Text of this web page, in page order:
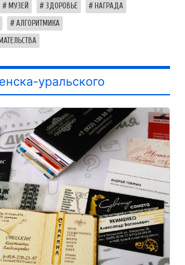
МУЗЕЙ ЗДОРОВЬЕ НАГРАДА
АЛГОРИТМИКА
уральского